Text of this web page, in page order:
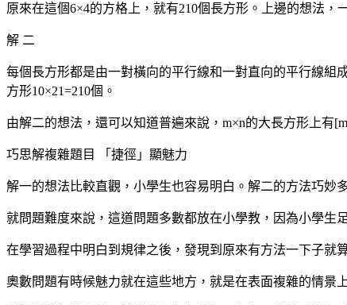
原來在這個6×4的方格上，就有210個長方形。上邊的想法
解 二
每個長方形都是由一對橫向的平行線和一對直向的平行線
方形10×21=210個。
由解二的想法，還可以知道普遍來說，m×n的大長方形上
巧思解複雜題目 「捷徑」顯魅力
解一的想法比較直觀，小學生也容易明白。解二的方法巧妙
就問題難度來說，這道問題多數都放在小學教，因為小學生
在學習過程中明白到規律之後，發現到原來有方法一下子就
奧數問題有時候魅力就在這些地方，就是在表面複雜的情景